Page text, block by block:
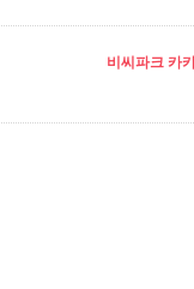
비씨파크 카